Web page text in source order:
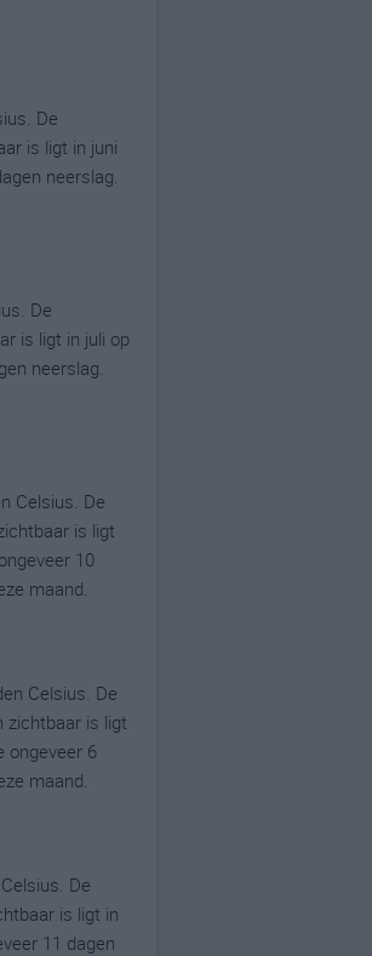
De
is ligt in juni
neerslag.
De
is ligt in juli op
neerslag.
Celsius. De
is ligt
10
maand.
Celsius. De
zichtbaar is ligt
ongeveer 6
maand.
De
is ligt in
11 dagen